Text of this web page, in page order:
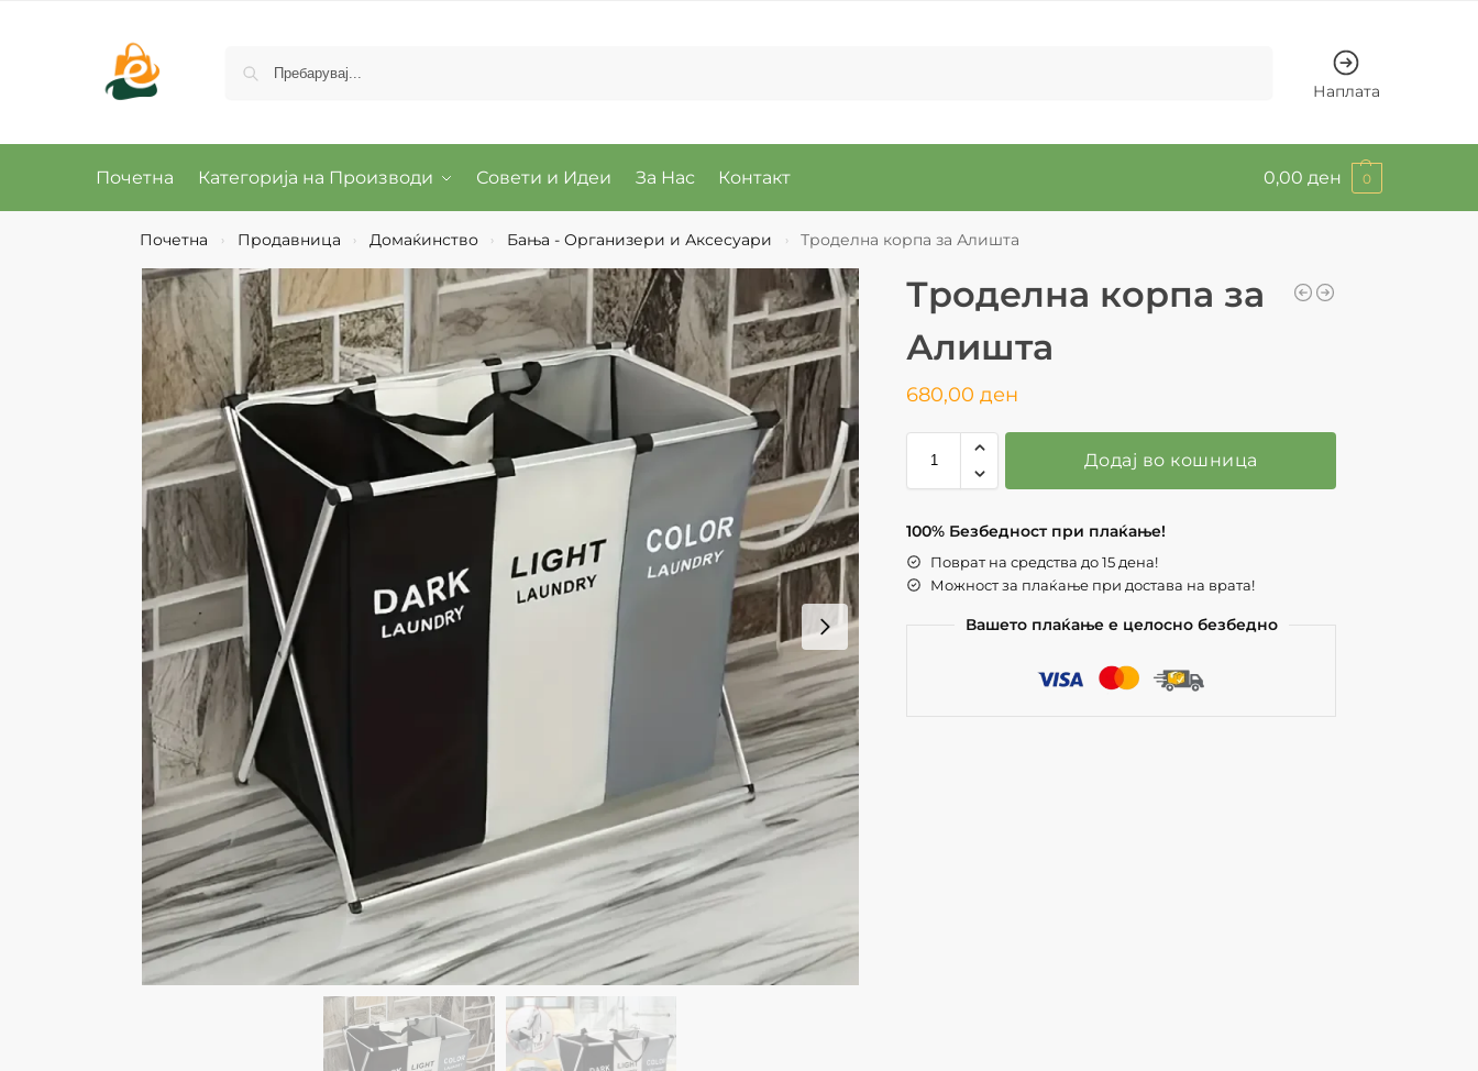
Наплата
Почетна Категорија на Производи Совети и Идеи За Нас Контакт 0,00 ден 0
Почетна › Продавница › Домаќинство › Бања - Организери и Аксесуари › Троделна корпа за Алишта
Троделна корпа за
Алишта
680,00ден
Додај во кошница
100% Безбедност при плаќање!
Поврат на средства до 15 дена!
Можност за плаќање при достава на врата!
Вашето плаќање е целосно безбедно